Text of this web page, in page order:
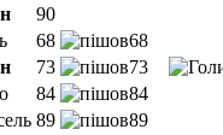
90
68
68
73
73
84
84
89
89